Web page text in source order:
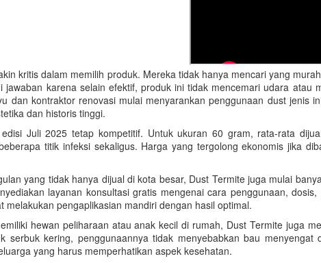
kritis dalam memilih produk. Mereka tidak hanya mencari yang
jawaban karena selain efektif, produk ini tidak mencemari udara atau
dan kontraktor renovasi mulai menyarankan penggunaan dust
dan historis tinggi.
Juli 2025 tetap kompetitif. Untuk ukuran 60 gram, rata-rata
titik infeksi sekaligus. Harga yang tergolong ekonomis jika
yang tidak hanya dijual di kota besar, Dust Termite juga mulai
layanan konsultasi gratis mengenai cara penggunaan,
melakukan pengaplikasian mandiri dengan hasil optimal.
hewan peliharaan atau anak kecil di rumah, Dust Termite juga
serbuk kering, penggunaannya tidak menyebabkan bau
yang harus memperhatikan aspek kesehatan.